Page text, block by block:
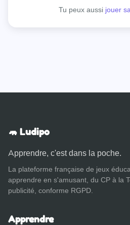
Tu peux aussi jouer
🦛 Ludipo
Apprendre, c'est dans la poche.
La plateforme française de jeux
apprendre en s'amusant, du CP à la
publicité, conforme RGPD.
Apprendre